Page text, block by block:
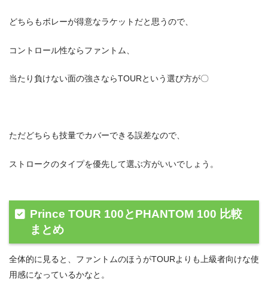
どちらもボレーが得意なラケットだと思うので、
コントロール性ならファントム、
当たり負けない面の強さならTOURという選び方が〇
ただどちらも技量でカバーできる誤差なので、
ストロークのタイプを優先して選ぶ方がいいでしょう。
Prince TOUR 100とPHANTOM 100 比較
まとめ
全体的に見ると、ファントムのほうがTOURよりも上級者向けな使
用感になっているかなと。